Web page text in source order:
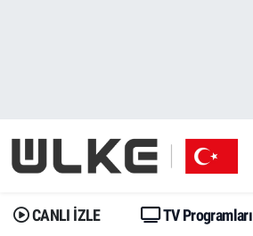
CANLI İZLE TV Programları
Gündem
Dünya
Gündem
Trend
İstanbul Namaz Vakitleri
Trafik Durumu